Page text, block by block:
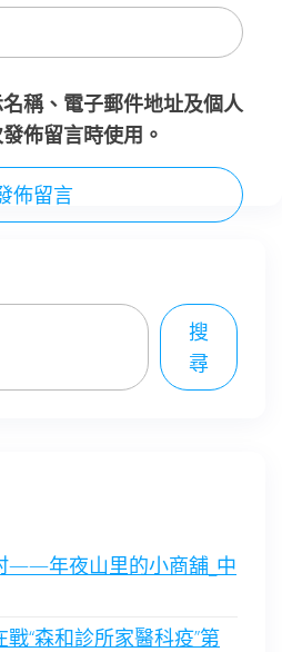
稱、電子郵件地址及個人
佈留言時使用。
搜
尋
——年夜山里的小商舖_中
“森和診所家醫科疫”第